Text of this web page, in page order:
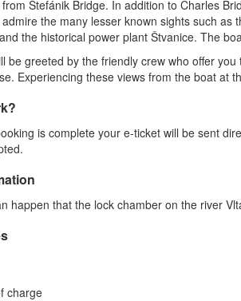
Štefánik Bridge. In addition to Charles
the many lesser known sights such
the historical power plant Štvanice. The
be greeted by the friendly crew who offer
Experiencing these views from the boat at
is complete your e-ticket will be sent
happen that the lock chamber on the river
charge